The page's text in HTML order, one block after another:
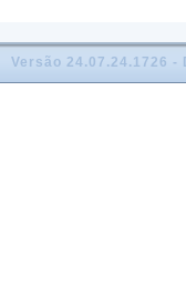
Versão 24.07.24.1726